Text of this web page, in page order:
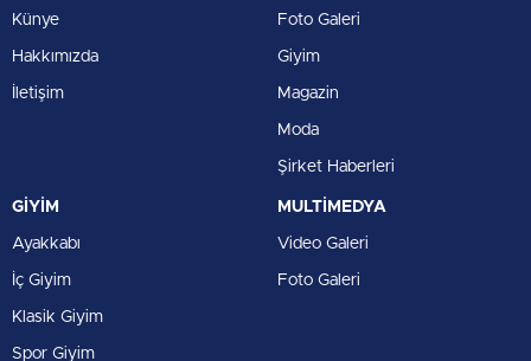
Künye
Hakkımızda
İletişim
Foto Galeri
Giyim
Magazin
Moda
Şirket Haberleri
GİYİM
Ayakkabı
İç Giyim
Klasik Giyim
Spor Giyim
MULTİMEDYA
Video Galeri
Foto Galeri